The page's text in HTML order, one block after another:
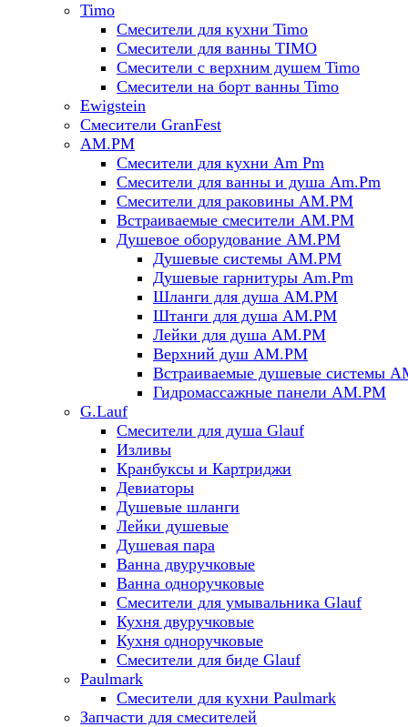
Timo
Смесители для кухни Timo
Смесители для ванны TIMO
Смесители с верхним душем Timo
Смесители на борт ванны Timo
Ewigstein
Смесители GranFest
AM.PM
Смесители для кухни Am Pm
Смесители для ванны и душа Am.Pm
Смесители для раковины AM.PM
Встраиваемые смесители AM.PM
Душевое оборудование AM.PM
Душевые системы AM.PM
Душевые гарнитуры Am.Pm
Шланги для душа AM.PM
Штанги для душа AM.PM
Лейки для душа AM.PM
Верхний душ AM.PM
Встраиваемые душевые системы
Гидромассажные панели AM.PM
G.Lauf
Смесители для душа Glauf
Изливы
Кранбуксы и Картриджи
Девиаторы
Душевые шланги
Лейки душевые
Душевая пара
Ванна двуручковые
Ванна одноручковые
Смесители для умывальника Glauf
Кухня двуручковые
Кухня одноручковые
Смесители для биде Glauf
Paulmark
Смесители для кухни Paulmark
Запчасти для смесителей